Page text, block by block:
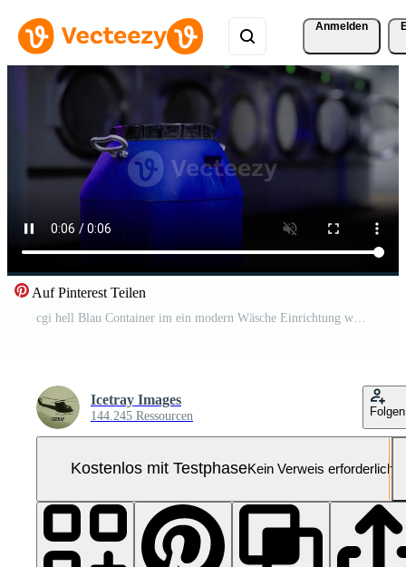
Anmelden
Auf Pinterest Teilen
Icetray Images
144.245 Ressourcen Folgen
Kostenlos mit TestphaseKein Verweis erforderlich